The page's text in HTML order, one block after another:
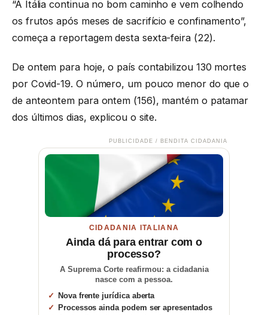
“A Itália continua no bom caminho e vem colhendo
os frutos após meses de sacrifício e confinamento”,
começa a reportagem desta sexta-feira (22).
De ontem para hoje, o país contabilizou 130 mortes
por Covid-19. O número, um pouco menor do que o
de anteontem para ontem (156), mantém o patamar
dos últimos dias, explicou o site.
PUBLICIDADE / BENDITA CIDADANIA
CIDADANIA ITALIANA
Ainda dá para entrar com o
processo?
A Suprema Corte reafirmou: a cidadania
nasce com a pessoa.
Nova frente jurídica aberta
Processos ainda podem ser apresentados